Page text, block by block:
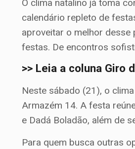
O clima natalino já toma
calendário repleto de
aproveitar o melhor desse
festas. De encontros
>> Leia a coluna
Neste sábado (21), o
Armazém 14. A festa
e Dadá Boladão, além de
Para quem busca outras